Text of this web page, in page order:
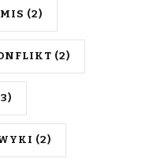
(2)
(2)
(2)